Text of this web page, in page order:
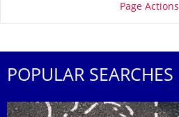
Page Actions
POPULAR SEARCHES